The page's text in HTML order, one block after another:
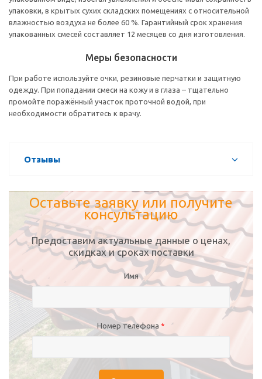
упаковки, в крытых сухих складских помещениях с относительной
влажностью воздуха не более 60 %. Гарантийный срок хранения
упакованных смесей составляет 12 месяцев со дня изготовления.
Меры безопасности
При работе используйте очки, резиновые перчатки и защитную
одежду. При попадании смеси на кожу и в глаза – тщательно
промойте поражённый участок проточной водой, при
необходимости обратитесь к врачу.
Отзывы
Оставьте заявку или получите
консультацию
Предоставим актуальные данные о ценах,
скидках и сроках поставки
Имя
Номер телефона *